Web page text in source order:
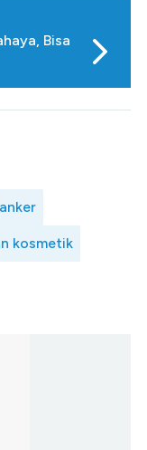
Bisa
kosmetik